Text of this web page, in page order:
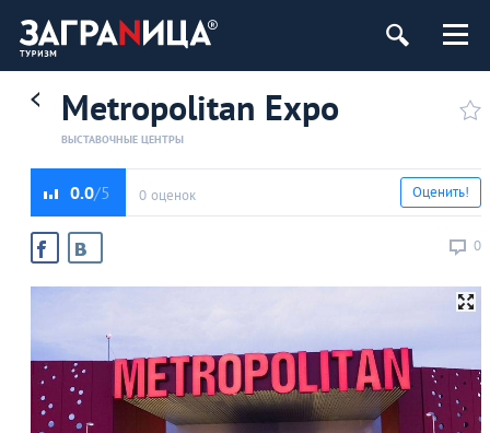
Metropolitan Expo
ВЫСТАВОЧНЫЕ ЦЕНТРЫ
0.0 0 оценок
0
Оценить!